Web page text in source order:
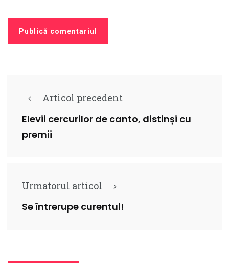
Articol precedent
Elevii cercurilor de canto, distinși cu
premii
Urmatorul articol
Se întrerupe curentul!